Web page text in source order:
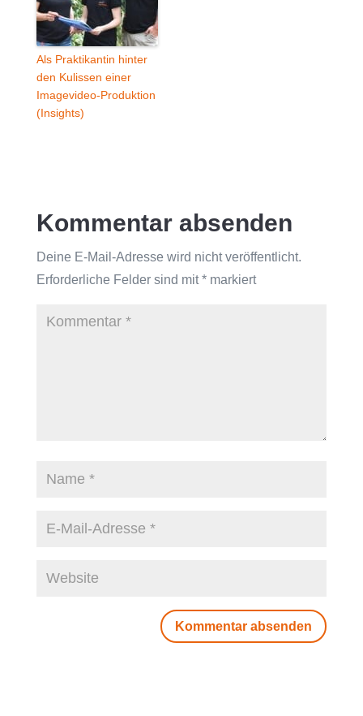
Als Praktikantin hinter
den Kulissen einer
Imagevideo-Produktion
(Insights)
Kommentar absenden
Deine E-Mail-Adresse wird nicht veröffentlicht.
Erforderliche Felder sind mit*markiert